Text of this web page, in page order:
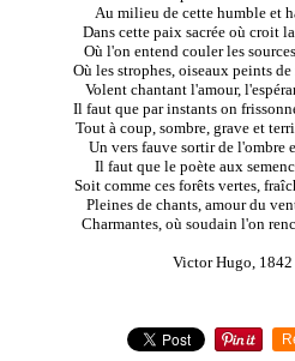
Au milieu de cette humble et
Dans cette paix sacrée où croit
Où l'on entend couler les
Où les strophes, oiseaux peints
Volent chantant l'amour,
Il faut que par instants on
Tout à coup, sombre, grave et
Un vers fauve sortir de l'ombre
Il faut que le poète aux
Soit comme ces forêts vertes,
Pleines de chants, amour du
Charmantes, où soudain l'on
Victor Hugo, 1842